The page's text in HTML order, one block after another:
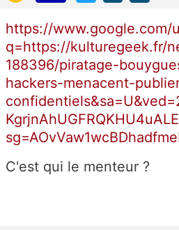
https://www.google.com/
q=https://kulturegeek.fr/
188396/piratage-
hackers-menacent-
C'est qui le menteur ?